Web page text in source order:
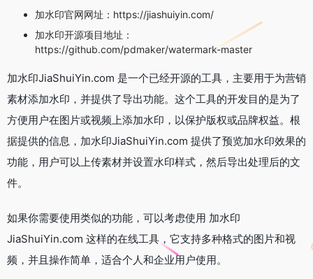
加水印官网网址：https://jiashuiyin.com/
加水印开源项目地址：
https://github.com/pdmaker/watermark-master
加水印JiaShuiYin.com 是一个已经开源的工具，主要用于为营销
素材添加水印，并提供了导出功能。这个工具的开发目的是为了
方便用户在图片或视频上添加水印，以保护版权或品牌权益。根
据提供的信息，加水印JiaShuiYin.com 提供了预览加水印效果的
功能，用户可以上传素材并设置水印样式，然后导出处理后的文
件。
如果你需要使用类似的功能，可以考虑使用 加水印
JiaShuiYin.com 这样的在线工具，它支持多种格式的图片和视
频，并且操作简单，适合个人和企业用户使用。